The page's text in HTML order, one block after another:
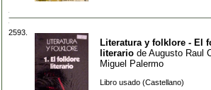
2593.
Literatura y folklore - El
literario de Augusto Raul
Miguel Palermo
Libro usado (Castellano)